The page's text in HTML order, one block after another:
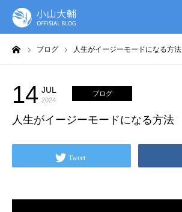
ブログ 人生がイージーモードになる方法
14 JUL
2024
ブログ
人生がイージーモードになる方法
Tweet
UTAGE(ウタゲ)
お申し込み特典
ウタゲシステムラボ
無料ガイドブック